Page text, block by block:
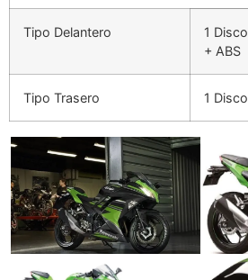
Tipo Delantero
1
+ ABS
Tipo Trasero 1